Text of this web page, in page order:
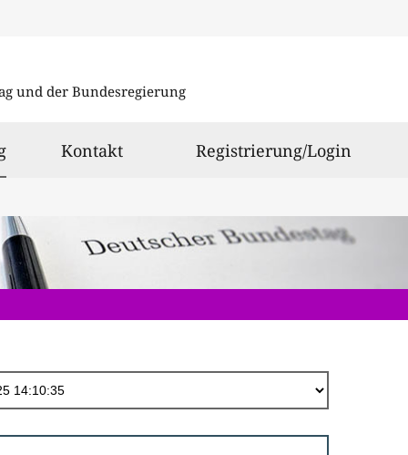
und der Bundesregierung
ausgewählt
Kontakt Registrierung/Login